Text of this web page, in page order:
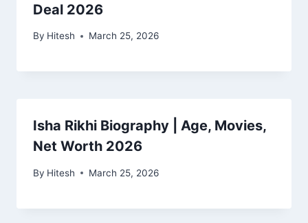
Deal 2026
By Hitesh March 25, 2026
Isha Rikhi Biography | Age, Movies,
Net Worth 2026
By Hitesh March 25, 2026